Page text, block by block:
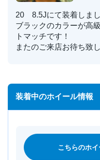
20 8.5Jにて装着しまし
ブラックのカラーが高
トマッチです！
またのご来店お待ち致
装着中のホイール情報
こちらのホ